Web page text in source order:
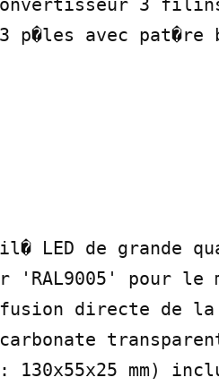
3 filins
p�les avec
LED de grande
'RAL9005' pour le
directe de la
mm)